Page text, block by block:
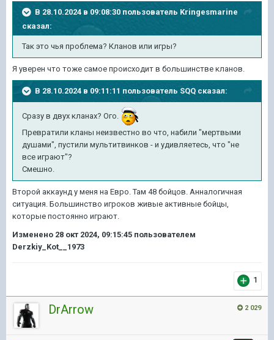
В 28.10.2024 в 09:08:30 пользователь Kringesmarine
сказал:
Так это чья проблема? Кланов или игры?
Я уверен что тоже самое происходит в большинстве кланов.
В 28.10.2024 в 09:11:11 пользователь SQQ сказал:
Сразу в двух кланах? Ого.
Превратили кланы неизвестно во что, набили "мертвыми
душами", пустили мультитвинков - и удивляетесь, что "не
все играют"?
Смешно.
Второй аккаунд у меня на Евро. Там 48 бойцов. Анналогичная
ситуация. Большинство игроков живые активные бойцы,
которые постоянно играют.
Изменено 28 окт 2024, 09:15:45 пользователем
Derzkiy_Kot__1973
1
2 029
DrArrow